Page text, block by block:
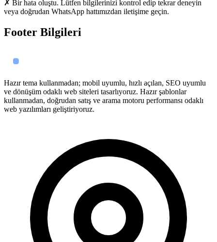
✗ Bir hata oluştu. Lütfen bilgilerinizi kontrol edip tekrar deneyin
veya doğrudan WhatsApp hattımızdan iletişime geçin.
Footer Bilgileri
Hazır tema kullanmadan; mobil uyumlu, hızlı açılan, SEO uyumlu
ve dönüşüm odaklı web siteleri tasarlıyoruz. Hazır şablonlar
kullanmadan, doğrudan satış ve arama motoru performansı odaklı
web yazılımları geliştiriyoruz.